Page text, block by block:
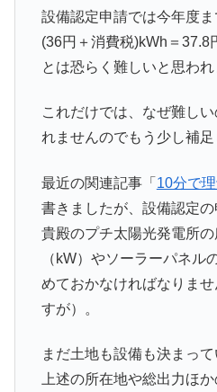
設備認定申請では今年度
(36円＋消費税)kWh＝37.8
とは恐らく難しいと思われ
これだけでは、なぜ難し
れませんのでもう少し補足
最近の関連記事「 10分で
書きましたが、設備認定の
貴殿のプチ太陽光発電所
（kW）やソーラーパネル
めておかなければなりま
すが）。
まだ土地も設備も決まって
上述の所在地や総出力ほ